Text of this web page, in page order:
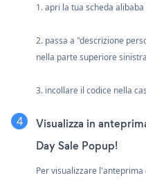
1. apri la tua scheda
2. passa a "descrizione
nella parte superiore
3. incollare il codice nella
Visualizza in
Day Sale Popup!
Per visualizzare